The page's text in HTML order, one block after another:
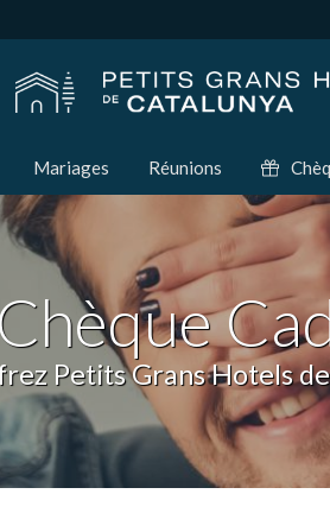
Mariages Réunions
Chèque
Petits Grans Hotels
cookies